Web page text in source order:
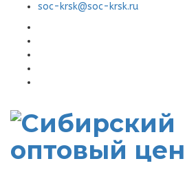
soc-krsk@soc-krsk.ru